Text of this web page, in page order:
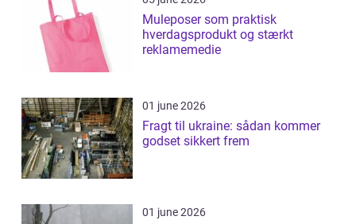
Muleposer som praktisk
hverdagsprodukt og stærkt
reklamemedie
01 june 2026
Fragt til ukraine: sådan kommer
godset sikkert frem
01 june 2026